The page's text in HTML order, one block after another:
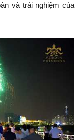
và trải nghiệm của